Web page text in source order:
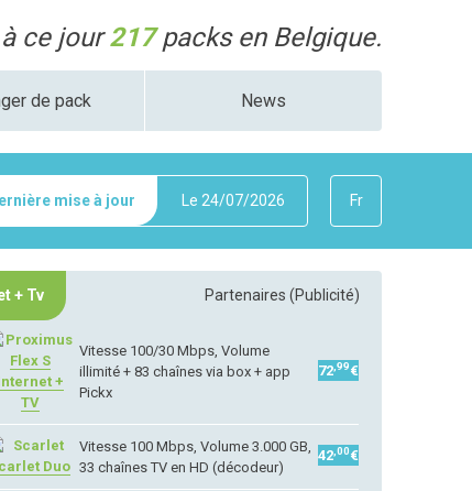
ce jour217packs en Belgique.
de pack News
mise à jour Le 24/07/2026 Fr
+ Tv Partenaires (Publicité)
Flex S
+
TV
Vitesse 100/30 Mbps, Volume
illimité + 83 chaînes via box + app
Pickx
72 ,99€
Duo
Vitesse 100 Mbps, Volume 3.000 GB,
33 chaînes TV en HD (décodeur)
42 ,00€